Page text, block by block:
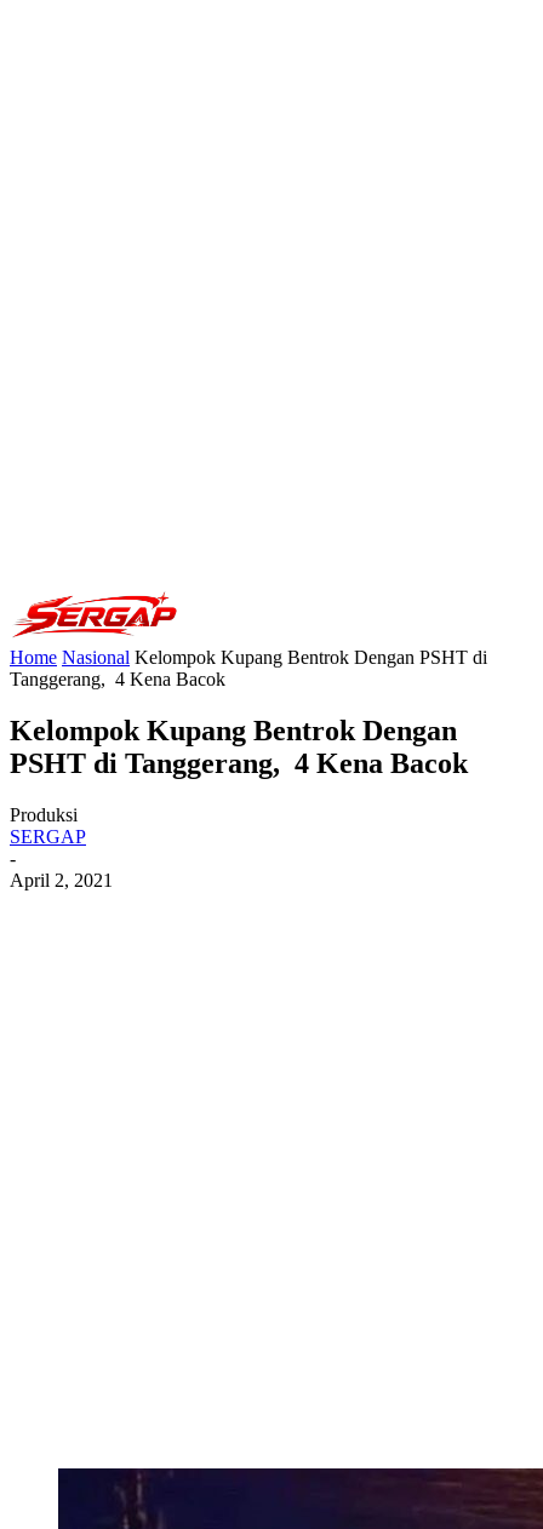
Home Nasional Kelompok Kupang Bentrok Dengan PSHT di
Tanggerang, 4 Kena Bacok
Kelompok Kupang Bentrok Dengan
PSHT di Tanggerang, 4 Kena Bacok
Produksi
SERGAP
-
April 2, 2021